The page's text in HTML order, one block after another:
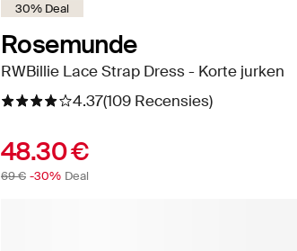
30% Deal
Rosemunde
RWBillie Lace Strap Dress - Korte jurken
4.37(109 Recensies)
48.30 €
69 € -30% Deal